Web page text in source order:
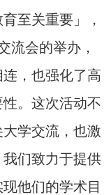
至关重要」，
流会的举办，
，也强化了高
。这次活动不
学交流，也激
们致力于提供
他们的学术目